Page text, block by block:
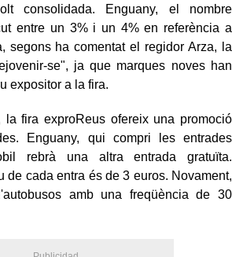
consolidada. Enguany, el nombre
entre un 3% i un 4% en referència a
segons ha comentat el regidor Arza, la
se", ja que marques noves han
expositor a la fira.
la fira exproReus ofereix una promoció
Enguany, qui compri les entrades
rebrà una altra entrada gratuïta.
de cada entra és de 3 euros. Novament,
amb una freqüència de 30